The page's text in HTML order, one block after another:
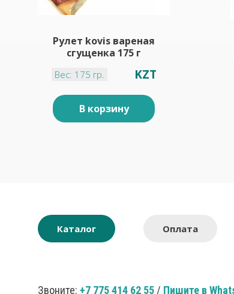
Рулет kovis вареная
сгущенка 175 г
Вес: 175 гр. KZT
В корзину
Каталог Оплата
Звоните: +7 775 414 62 55 / Пишите в